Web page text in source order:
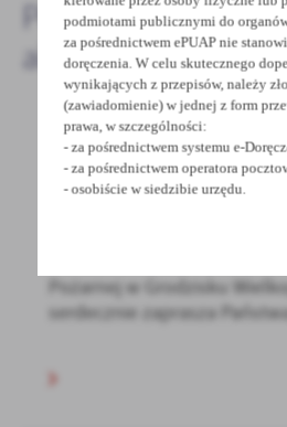
Pozostałe
aktualności
24 - 03 - 2025
KONKURS PLASTYCZNY
Pożarnej w Grodzisku
serdecznie zaprasza
podmiotami publicznymi do
za pośrednictwem ePUAP nie
doręczenia. W celu skutecznego
wynikających z przepisów, należy
(zawiadomienie) w jednej z form
prawa, w szczególności:
- za pośrednictwem systemu e-
- za pośrednictwem operatora
- osobiście w siedzibie urzędu.